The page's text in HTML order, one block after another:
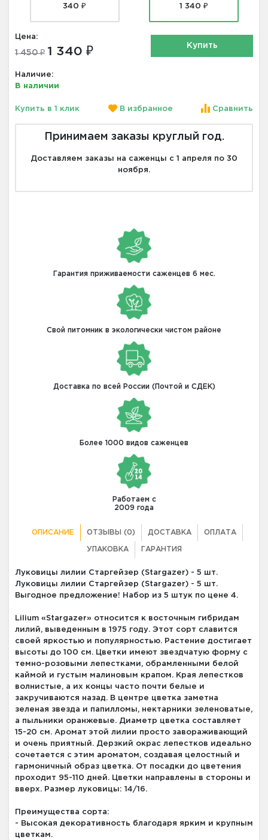
340 ₽ 1 340 ₽
Цена:
1 450 ₽ 1 340 ₽
Наличие:
В наличии
Купить
Купить в 1 клик В избранное Сравнить
Принимаем заказы круглый год.
Доставляем заказы на саженцы с 1 апреля по 30
ноября.
Гарантия приживаемости саженцев 6 мес.
Свой питомник в экологически чистом районе
Доставка по всей России (Почтой и СДЕК)
Более 1000 видов саженцев
Работаем с
2009 года
ОПИСАНИЕ ОТЗЫВЫ (0) ДОСТАВКА ОПЛАТА
УПАКОВКА ГАРАНТИЯ
Луковицы лилии Старгейзер (Stargazer) - 5 шт.
Луковицы лилии Старгейзер (Stargazer) - 5 шт.
Выгодное предложение! Набор из 5 штук по цене 4.
Lilium «Stargazer» относится к восточным гибридам
лилий, выведенным в 1975 году. Этот сорт славится
своей яркостью и популярностью. Растение достигает
высоты до 100 см. Цветки имеют звездчатую форму с
темно-розовыми лепестками, обрамленными белой
каймой и густым малиновым крапом. Края лепестков
волнистые, а их концы часто почти белые и
закручиваются назад. В центре цветка заметна
зеленая звезда и папилломы, нектарники зеленоватые,
а пыльники оранжевые. Диаметр цветка составляет
15-20 см. Аромат этой лилии просто завораживающий
и очень приятный. Дерзкий окрас лепестков идеально
сочетается с этим ароматом, создавая целостный и
гармоничный образ цветка. От посадки до цветения
проходит 95-110 дней. Цветки направлены в стороны и
вверх. Размер луковицы: 14/16.
Преимущества сорта:
- Высокая декоративность благодаря ярким и крупным
цветкам.